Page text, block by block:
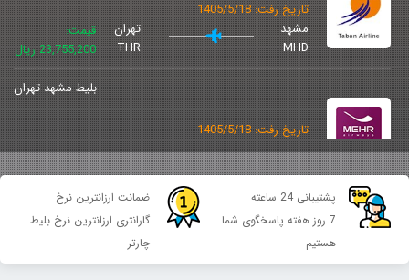
تاریخ رفت: 1405/5/18
مشهد
MHD
تهران
THR
قیمت:
23,755,200 ریال
بلیط مشهد تهران
تاریخ رفت: 1405/5/18
مشهد
MHD
تهران
THR
قیمت:
28,305,250 ریال
بلیط مشهد تهران
تاریخ رفت: 1405/5/18
مشهد
تهران
پشتیبانی 24 ساعته
7 روز هفته پاسخگوی شما
هستیم
ضمانت ارزانترین نرخ
گارانتری ارزانترین نرخ بلیط
چارتر